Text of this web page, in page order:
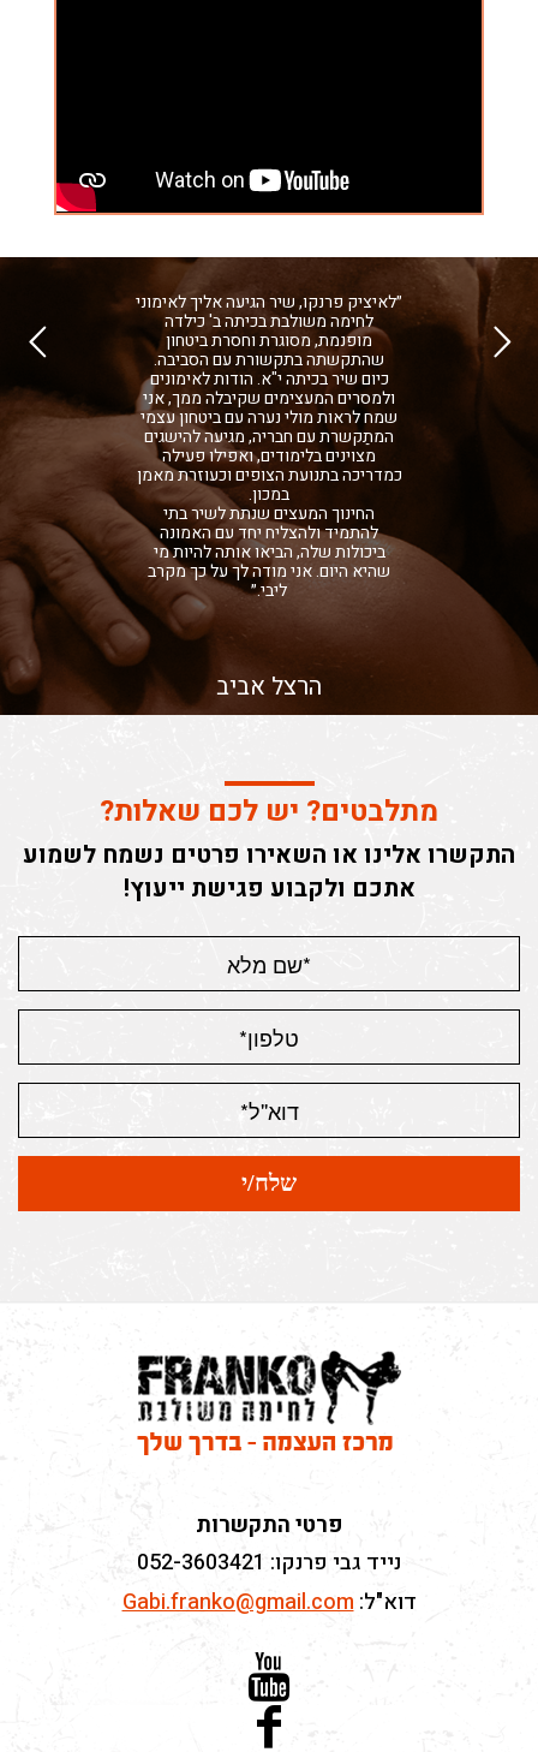
״לאיציק פרנקו, שיר הגיעה אליך לאימוני
לחימה משולבת בכיתה ב' כילדה
מופנמת, מסוגרת וחסרת ביטחון
שהתקשתה בתקשורת עם הסביבה.
כיום שיר בכיתה י"א. הודות לאימונים
ולמסרים המעצימים שקיבלה ממך, אני
שמח לראות מולי נערה עם ביטחון עצמי
המתַקשרת עם חבריה, מגיעה להישגים
מצוינים בלימודים, ואפילו פעילה
כמדריכה בתנועת הצופים וכעוזרת מאמן
במכון.
החינוך המעצים שנתת לשיר בתי
להתמיד ולהצליח יחד עם האמונה
ביכולות שלה, הביאו אותה להיות מי
שהיא היום. אני מודה לך על כך מקרב
ליבי.״
הרצל אביב
הקודם
מתלבטים? יש לכם שאלות?
התקשרו אלינו או השאירו פרטים נשמח לשמוע
אתכם ולקבוע פגישת ייעוץ!
פרטי התקשרות
נייד גבי פרנקו: 052-3603421
דוא"ל:Gabi.franko@gmail.com